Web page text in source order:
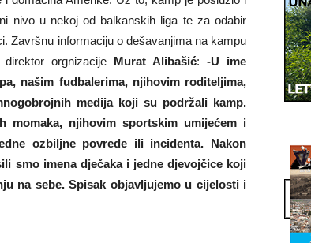
nivo u nekoj od balkanskih liga te za odabir
Završnu informaciju o dešavanjima na kampu
orgnizacije Murat Alibašić: -U ime
našim fudbalerima, njihovim roditeljima,
medija koji su podržali kamp.
momaka, njihovim sportskim umijećem i
ozbiljne povrede ili incidenta. Nakon
smo imena dječaka i jedne djevojčice koji
na sebe. Spisak objavljujemo u cijelosti i